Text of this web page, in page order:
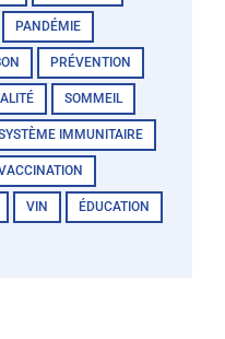
PANDÉMIE
PRÉVENTION
SOMMEIL
IMMUNITAIRE
VIN ÉDUCATION